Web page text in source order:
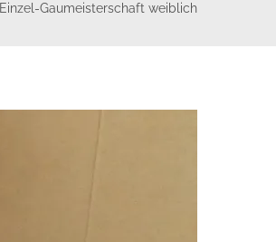
Einzel-Gaumeisterschaft weiblich